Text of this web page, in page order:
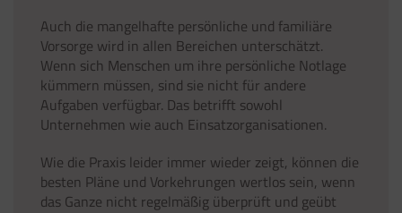
Auch die mangelhafte persönliche und familiäre
Vorsorge wird in allen Bereichen unterschätzt.
Wenn sich Menschen um ihre persönliche Notlage
kümmern müssen, sind sie nicht für andere
Aufgaben verfügbar. Das betrifft sowohl
Unternehmen wie auch Einsatzorganisationen.
Wie die Praxis leider immer wieder zeigt, können die
besten Pläne und Vorkehrungen wertlos sein, wenn
das Ganze nicht regelmäßig überprüft und geübt